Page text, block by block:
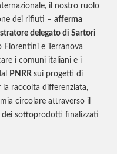
il nostro ruolo
dei rifiuti – afferma
delegato di Sartori
Fiorentini e Terranova
i comuni italiani e i
PNRR sui progetti di
raccolta differenziata,
circolare attraverso il
dei sottoprodotti finalizzati